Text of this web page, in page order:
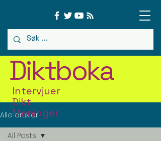
Diktboka
Intervjuer
Dikt
Meninger
Alle artikler
All Posts